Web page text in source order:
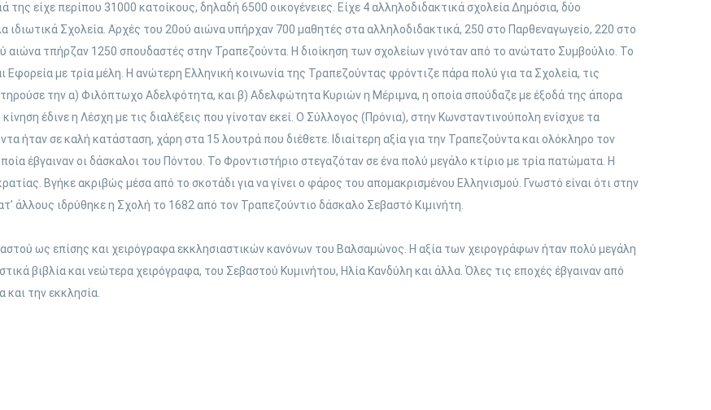
είχε περίπου 31000 κατοίκους, δηλαδή 6500 οικογένειες. Είχε 4 αλληλοδιδακτικά σχολεία Δημόσια, δύο
ιδιωτικά Σχολεία. Αρχές του 20ού αιώνα υπήρχαν 700 μαθητές στα αλληλοδιδακτικά, 250 στο Παρθεναγωγείο, 220 στο
αιώνα τπήρζαν 1250 σπουδαστές στην Τραπεζούντα. Η διοίκηση των σχολείων γινόταν από το ανώτατο Συμβούλιο. Το
Εφορεία με τρία μέλη. Η ανώτερη Ελληνική κοινωνία της Τραπεζούντας φρόντιζε πάρα πολύ για τα Σχολεία, τις
την α) Φιλόπτωχο Αδελφότητα, και β) Αδελφώτητα Κυριών η Μέριμνα, η οποία σπούδαζε με έξοδά της άπορα
έδινε η Λέσχη με τις διαλέξεις που γίνοταν εκεί. Ο Σύλλογος (Πρόνια), στην Κωνσταντινούπολη ενίσχυε τα
ήταν σε καλή κατάσταση, χάρη στα 15 λουτρά που διέθετε. Ιδιαίτερη αξία για την Τραπεζούντα και ολόκληρο τον
έβγαιναν οι δάσκαλοι του Πόντου. Το Φροντιστήριο στεγαζόταν σε ένα πολύ μεγάλο κτίριο με τρία πατώματα. Η
Βγήκε ακριβώς μέσα από το σκοτάδι για να γίνει ο φάρος του απομακρισμένου Ελληνισμού. Γνωστό είναι ότι στην
άλλους ιδρύθηκε η Σχολή το 1682 από τον Τραπεζούντιο δάσκαλο Σεβαστό Κιμινήτη.
ως επίσης και χειρόγραφα εκκλησιαστικών κανόνων του Βαλσαμώνος. Η αξία των χειρογράφων ήταν πολύ μεγάλη
βιβλία και νεώτερα χειρόγραφα, του Σεβαστού Κυμινήτου, Ηλία Κανδύλη και άλλα. Όλες τις εποχές έβγαιναν από
την εκκλησία.